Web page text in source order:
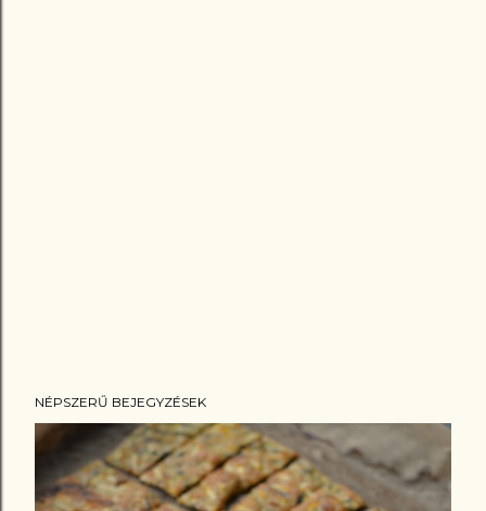
NÉPSZERŰ BEJEGYZÉSEK